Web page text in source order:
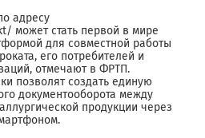
адресу
может стать первой в мире
для совместной работы
его потребителей и
отмечают в ФРТП.
позволят создать единую
документооборота между
продукции через